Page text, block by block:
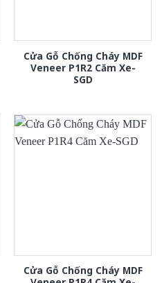
Cửa Gỗ Chống Cháy MDF
Veneer P1R2 Căm Xe-
SGD
Cửa Gỗ Chống Cháy MDF